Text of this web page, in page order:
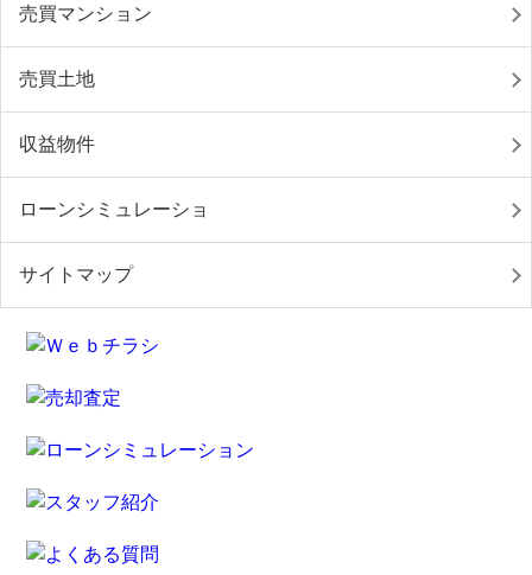
売買マンション
売買土地
収益物件
ローンシミュレーショ
サイトマップ